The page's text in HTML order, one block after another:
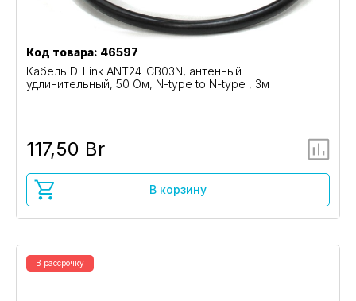
Код товара: 46597
Кабель D-Link ANT24-CB03N, антенный
удлинительный, 50 Ом, N-type to N-type , 3м
117,50 Br
В корзину
В рассрочку